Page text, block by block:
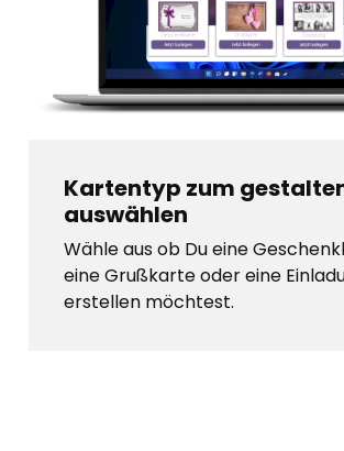
Kartentyp zum
auswählen
Wähle aus ob Du eine
eine Grußkarte oder eine
erstellen möchtest.